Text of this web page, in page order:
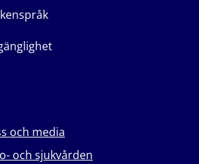
och media
och sjukvården